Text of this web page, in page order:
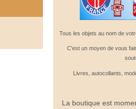
Tous les objets au nom de
C'est un moyen de vous
Livres, autocollants,
La boutique est